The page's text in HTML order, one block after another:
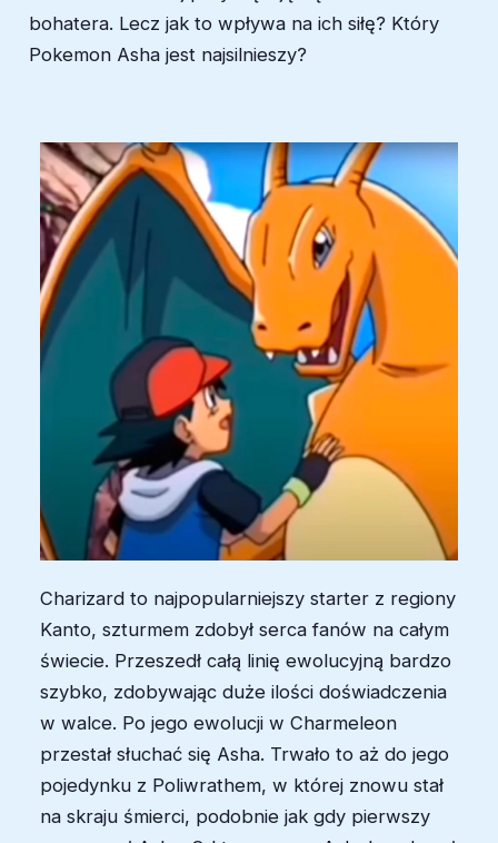
bohatera. Lecz jak to wpływa na ich siłę? Który
Pokemon Asha jest najsilnieszy?
Charizard to najpopularniejszy starter z regiony
Kanto, szturmem zdobył serca fanów na całym
świecie. Przeszedł całą linię ewolucyjną bardzo
szybko, zdobywając duże ilości doświadczenia
w walce. Po jego ewolucji w Charmeleon
przestał słuchać się Asha. Trwało to aż do jego
pojedynku z Poliwrathem, w której znowu stał
na skraju śmierci, podobnie jak gdy pierwszy